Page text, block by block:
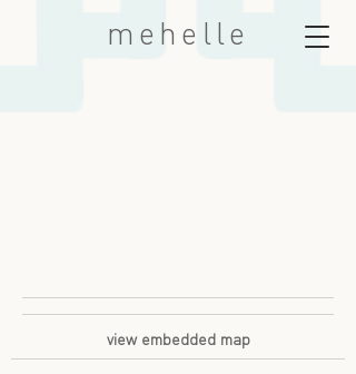
mehelle
view embedded map